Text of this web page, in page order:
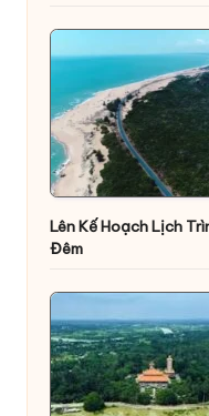
Lên Kế Hoạch Lịch
Đêm